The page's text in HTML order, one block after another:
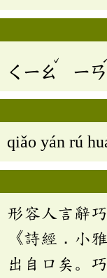
ㄑㄧㄠ
ˇ
ㄧㄢ
qiǎo yán rú
形容人言辭
《詩經．小
出自口矣。